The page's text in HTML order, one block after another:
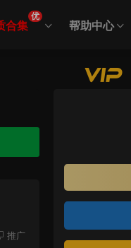
合集
优
帮助中心
推广